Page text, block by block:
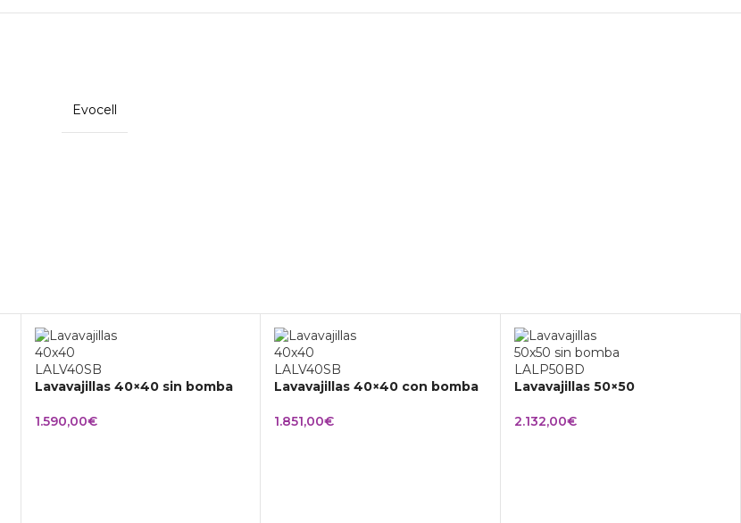
Evocell
Lavavajillas 40×40 sin bomba
1.590,00€
Lavavajillas 40×40 con bomba
1.851,00€
Lavavajillas 50×50
2.132,00€